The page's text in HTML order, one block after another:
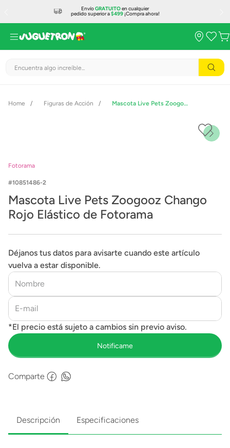
EnvíoGRATUITOen cualquier
pedido superior a$499¡Compra ahora!
Encuentra algo increíble...
Figuras de Acción Mascota Live Pets Zoogooz Chango Rojo Elástico de Fotorama
Fotorama
10851486-2
Mascota Live Pets Zoogooz Chango
Rojo Elástico de Fotorama
Déjanos tus datos para avisarte cuando este artículo
vuelva a estar disponible.
Comparte
Descripción Especificaciones